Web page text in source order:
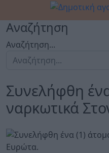
Αναζήτηση
Αναζήτηση...
Συνελήφθη
ναρκωτικά